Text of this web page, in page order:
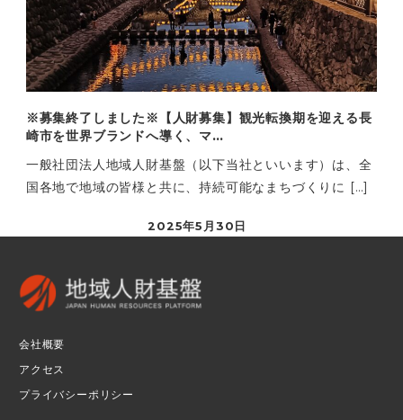
※募集終了しました※【人財募集】観光転換期を迎える長
崎市を世界ブランドへ導く、マ…
一般社団法人地域人財基盤（以下当社といいます）は、全
国各地で地域の皆様と共に、持続可能なまちづくりに […]
2025年5月30日
会社概要
アクセス
プライバシーポリシー